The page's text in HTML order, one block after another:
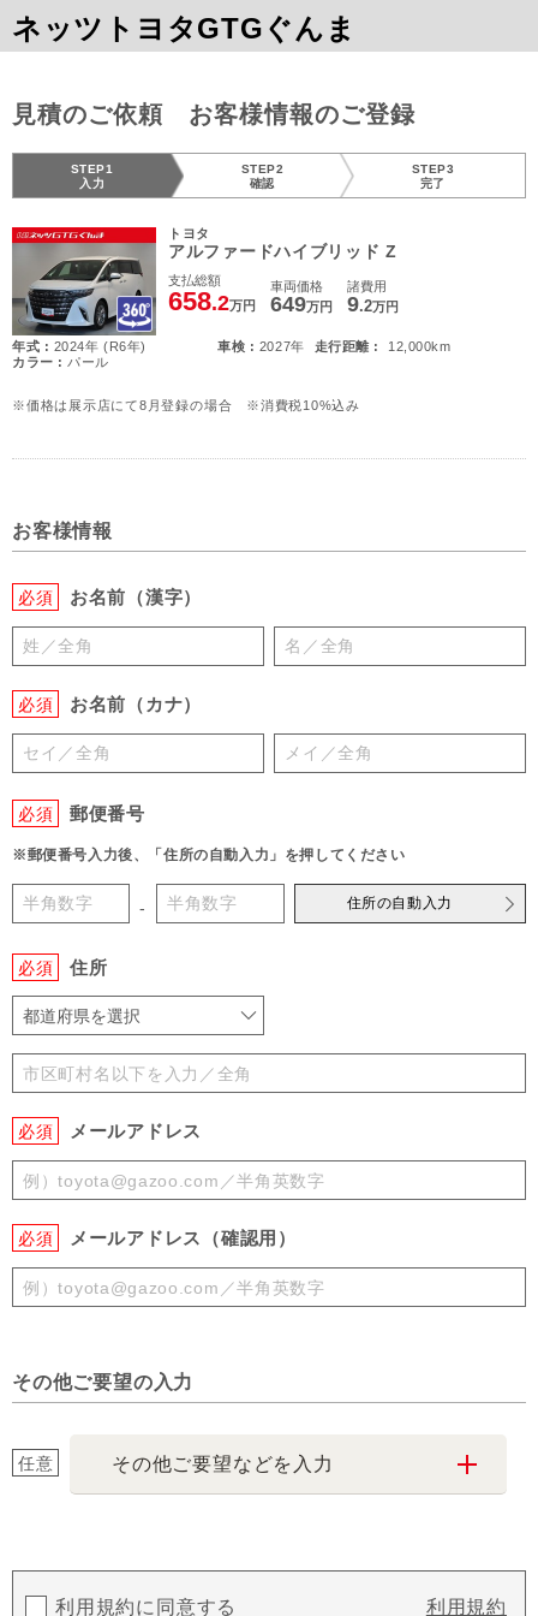
ネッツトヨタGTGぐんま
見積のご依頼 お客様情報のご登録
STEP1
入力
STEP2
確認
STEP3
完了
トヨタ
アルファードハイブリッド Z
支払総額
658.2万円
車両価格
649万円
諸費用
9.2万円
年式 : 2024年 (R6年) 車検 : 2027年 走行距離 :
12,000km
カラー : パール
※価格は展示店にて8月登録の場合 ※消費税10%込み
お客様情報
必須 お名前（漢字）
必須 お名前（カナ）
必須 郵便番号
※郵便番号入力後、「住所の自動入力」を押してください
- 住所の自動入力
必須 住所
都道府県を選択
必須 メールアドレス
必須 メールアドレス（確認用）
その他ご要望の入力
任意 その他ご要望などを入力
利用規約に同意する 利用規約